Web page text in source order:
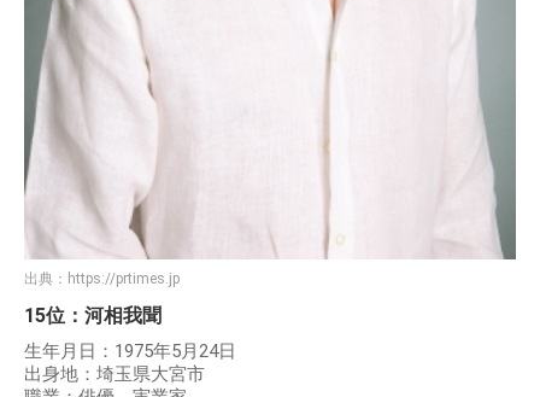
出典： https://prtimes.jp
15位：河相我聞
生年月日：1975年5月24日
出身地：埼玉県大宮市